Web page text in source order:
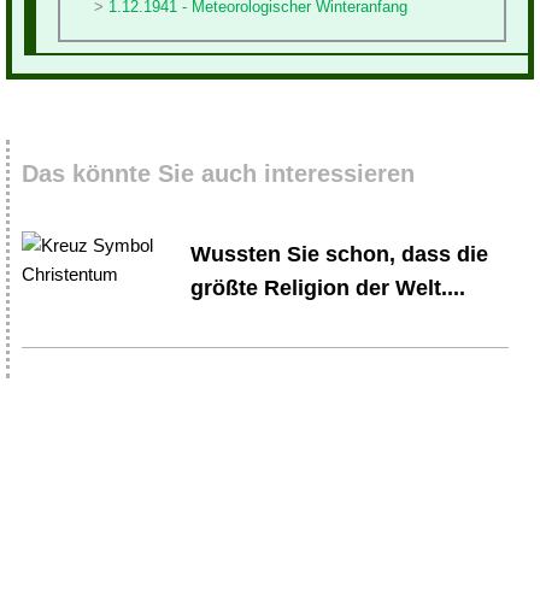
1.12.1941 - Meteorologischer Winteranfang
Das könnte Sie auch interessieren
Wussten Sie schon, dass die
größte Religion der Welt....